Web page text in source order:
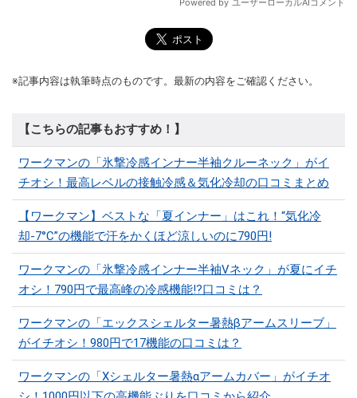
※記事内容は執筆時点のものです。最新の内容をご確認ください。
【こちらの記事もおすすめ！】
ワークマンの「氷撃冷感インナー半袖クルーネック」がイ
チオシ！最高レベルの接触冷感＆気化冷却の口コミまとめ
【ワークマン】ベストな「夏インナー」はこれ！“気化冷
却-7°C”の機能で汗をかくほど涼しいのに790円!
ワークマンの「氷撃冷感インナー半袖Vネック」が夏にイチ
オシ！790円で最高峰の冷感機能!?口コミは？
ワークマンの「エックスシェルター暑熱βアームスリーブ」
がイチオシ！980円で17機能の口コミは？
ワークマンの「Xシェルター暑熱αアームカバー」がイチオ